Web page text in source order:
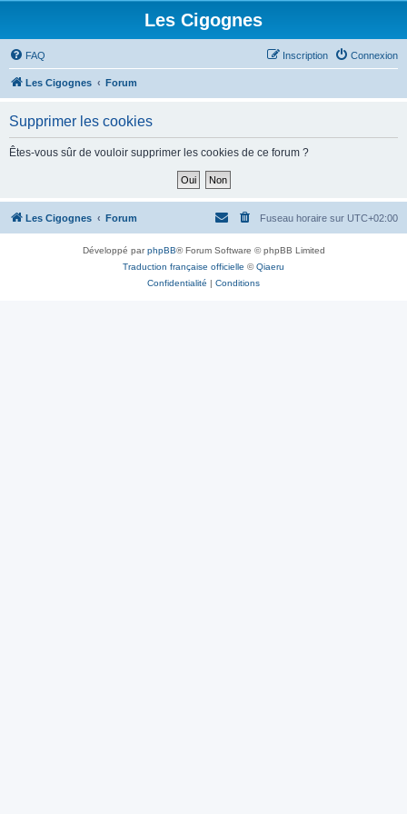
Les Cigognes
FAQ Connexion
Inscription
Les Cigognes Forum
Supprimer les cookies
Êtes-vous sûr de vouloir supprimer les cookies de ce forum ?
Les Cigognes Forum Fuseau horaire sur UTC+02:00
Développé parphpBB® Forum Software © phpBB Limited
Traduction française officielle ©Qiaeru
Confidentialité | Conditions